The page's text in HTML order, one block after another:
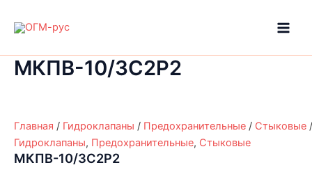
МКПВ-10/3С2Р2
Главная / Гидроклапаны / Предохранительные / Стыковые
Гидроклапаны, Предохранительные, Стыковые
МКПВ-10/3С2Р2